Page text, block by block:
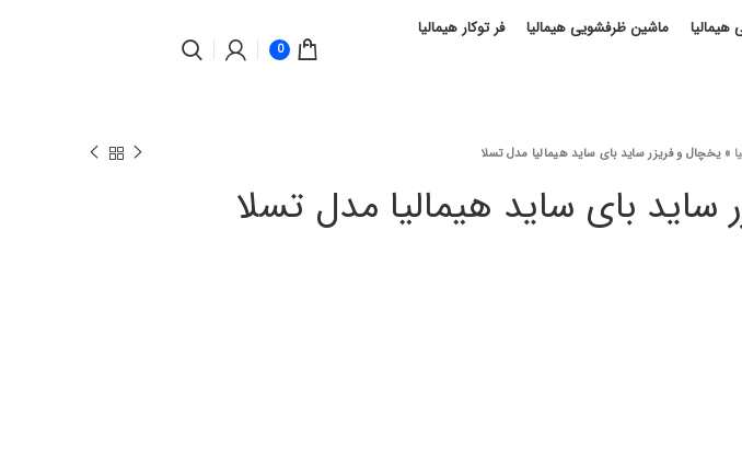
ماشین ظرفشویی هیمالیا
فر توکار هیمالیا
0
»یخچال و فریزر ساید بای ساید هیمالیا مدل تسلا
ساید بای ساید هیمالیا مدل تسلا